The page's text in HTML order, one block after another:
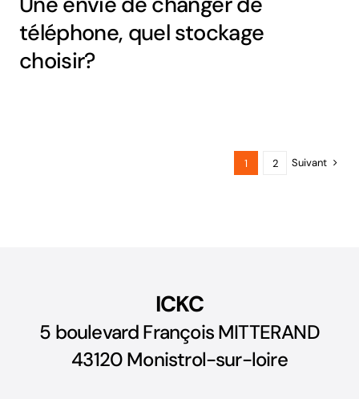
téléphone, quel stockage
choisir?
1 2 Suivant
ICKC
5 boulevard François MITTERAND
43120 Monistrol-sur-loire